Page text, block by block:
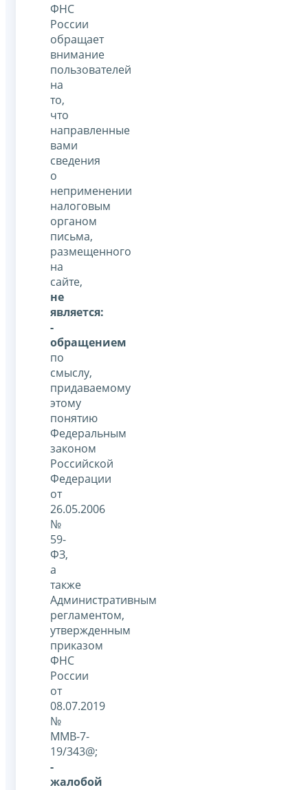
ФНС
России
обращает
внимание
пользователей
на
то,
что
направленные
вами
сведения
о
неприменении
налоговым
органом
письма,
размещенного
на
сайте,
не
является:
-
обращением
по
смыслу,
придаваемому
этому
понятию
Федеральным
законом
Российской
Федерации
от
26.05.2006
№
59-
ФЗ,
а
также
Административным
регламентом,
утвержденным
приказом
ФНС
России
от
08.07.2019
№
ММВ-7-
19/343@;
-
жалобой